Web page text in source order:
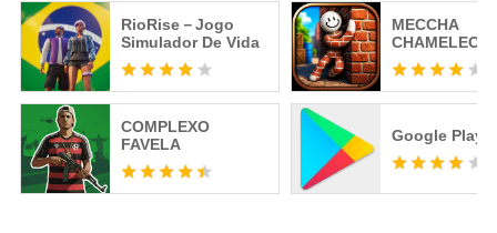
RioRise－Jogo
Simulador De Vida
COMPLEXO
FAVELA
MECCHA
CHAMELEON
Google Play